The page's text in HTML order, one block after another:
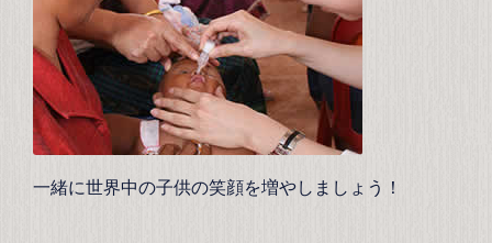
一緒に世界中の子供の笑顔を増やしましょう！